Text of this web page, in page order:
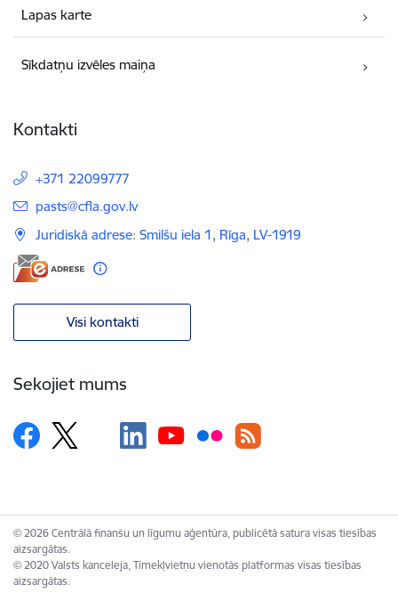
Lapas karte
Sīkdatņu izvēles maiņa
Kontakti
+371 22099777
E-pasts:
pasts@cfla.gov.lv
Juridiskā adrese: Smilšu iela 1, Rīga, LV-1919
Visi kontakti
Sekojiet mums
© 2026 Centrālā finanšu un līgumu aģentūra, publicētā satura visas tiesības
aizsargātas.
© 2020 Valsts kanceleja, Tīmekļvietņu vienotās platformas visas tiesības
aizsargātas.